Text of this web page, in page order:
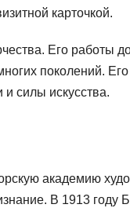
карточкой.
Его работы
поколений.
силы искусства.
академию
В 1913 году